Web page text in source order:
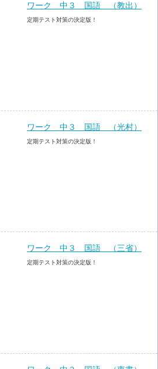
ワーク 中３ 国語 （教出）
定期テスト対策の決定版！
ワーク 中３ 国語 （光村）
定期テスト対策の決定版！
ワーク 中３ 国語 （三省）
定期テスト対策の決定版！